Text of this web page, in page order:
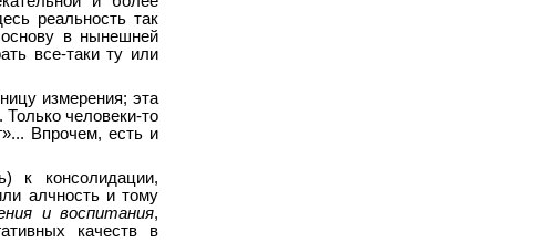
реальность так
в нынешней
все-таки ту или
измерения; эта
человеки-то
Впрочем, есть и
к консолидации,
алчность и тому
и воспитания,
качеств в